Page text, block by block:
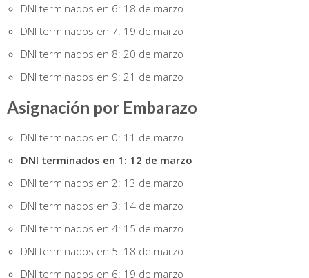
DNI terminados en 6: 18 de marzo
DNI terminados en 7: 19 de marzo
DNI terminados en 8: 20 de marzo
DNI terminados en 9: 21 de marzo
Asignación por Embarazo
DNI terminados en 0: 11 de marzo
DNI terminados en 1: 12 de marzo
DNI terminados en 2: 13 de marzo
DNI terminados en 3: 14 de marzo
DNI terminados en 4: 15 de marzo
DNI terminados en 5: 18 de marzo
DNI terminados en 6: 19 de marzo